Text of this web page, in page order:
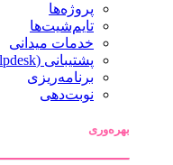
پروژه‌ها
تایم‌شیت‌ها
خدمات میدانی
پشتیبانی (Helpdesk)
برنامه‌ریزی
نوبت‌دهی
بهره‌وری